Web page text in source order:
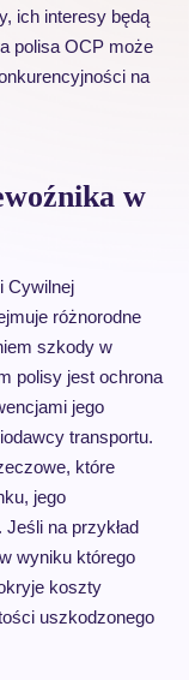
ich interesy będą
polisa OCP może
na
w
Cywilnej
różnorodne
szkody w
polisy jest ochrona
jego
transportu.
które
jego
na przykład
wyniku którego
koszty
uszkodzonego